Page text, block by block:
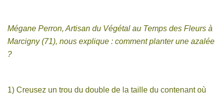
Mégane Perron, Artisan du Végétal au Temps des Fleurs à
Marcigny (71), nous explique : comment planter une azalée
?
1) Creusez un trou du double de la taille du contenant où